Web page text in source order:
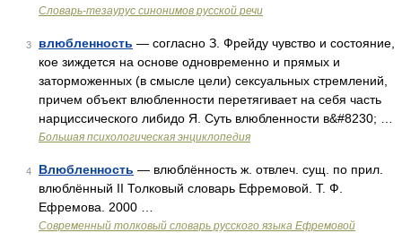
Словарь-тезаурус синонимов русской речи
3 влюбленность — согласно З. Фрейду чувство и состояние,
кое зиждется на основе одновременно и прямых и
заторможенных (в смысле цели) сексуальных стремлений,
причем объект влюбленности перетягивает на себя часть
нарциссического либидо Я. Суть влюбленности в&#8230; …
Большая психологическая энциклопедия
4 Влюбленность — влюблённость ж. отвлеч. сущ. по прил.
влюблённый II Толковый словарь Ефремовой. Т. Ф.
Ефремова. 2000 …
Современный толковый словарь русского языка Ефремовой